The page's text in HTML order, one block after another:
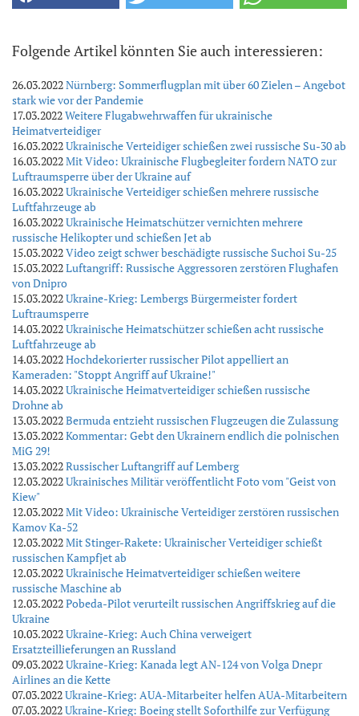
Folgende Artikel könnten Sie auch interessieren:
26.03.2022Nürnberg: Sommerflugplan mit über 60 Zielen – Angebot
stark wie vor der Pandemie
17.03.2022Weitere Flugabwehrwaffen für ukrainische
Heimatverteidiger
16.03.2022Ukrainische Verteidiger schießen zwei russische Su-30 ab
16.03.2022Mit Video: Ukrainische Flugbegleiter fordern NATO zur
Luftraumsperre über der Ukraine auf
16.03.2022Ukrainische Verteidiger schießen mehrere russische
Luftfahrzeuge ab
16.03.2022Ukrainische Heimatschützer vernichten mehrere
russische Helikopter und schießen Jet ab
15.03.2022Video zeigt schwer beschädigte russische Suchoi Su-25
15.03.2022Luftangriff: Russische Aggressoren zerstören Flughafen
von Dnipro
15.03.2022Ukraine-Krieg: Lembergs Bürgermeister fordert
Luftraumsperre
14.03.2022Ukrainische Heimatschützer schießen acht russische
Luftfahrzeuge ab
14.03.2022Hochdekorierter russischer Pilot appelliert an
Kameraden: "Stoppt Angriff auf Ukraine!"
14.03.2022Ukrainische Heimatverteidiger schießen russische
Drohne ab
13.03.2022Bermuda entzieht russischen Flugzeugen die Zulassung
13.03.2022Kommentar: Gebt den Ukrainern endlich die polnischen
MiG 29!
13.03.2022Russischer Luftangriff auf Lemberg
12.03.2022Ukrainisches Militär veröffentlicht Foto vom "Geist von
Kiew"
12.03.2022Mit Video: Ukrainische Verteidiger zerstören russischen
Kamov Ka-52
12.03.2022Mit Stinger-Rakete: Ukrainischer Verteidiger schießt
russischen Kampfjet ab
12.03.2022Ukrainische Heimatverteidiger schießen weitere
russische Maschine ab
12.03.2022Pobeda-Pilot verurteilt russischen Angriffskrieg auf die
Ukraine
10.03.2022Ukraine-Krieg: Auch China verweigert
Ersatzteillieferungen an Russland
09.03.2022Ukraine-Krieg: Kanada legt AN-124 von Volga Dnepr
Airlines an die Kette
07.03.2022Ukraine-Krieg: AUA-Mitarbeiter helfen AUA-Mitarbeitern
07.03.2022Ukraine-Krieg: Boeing stellt Soforthilfe zur Verfügung